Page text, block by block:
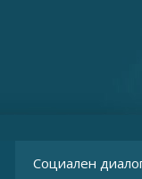
Социален